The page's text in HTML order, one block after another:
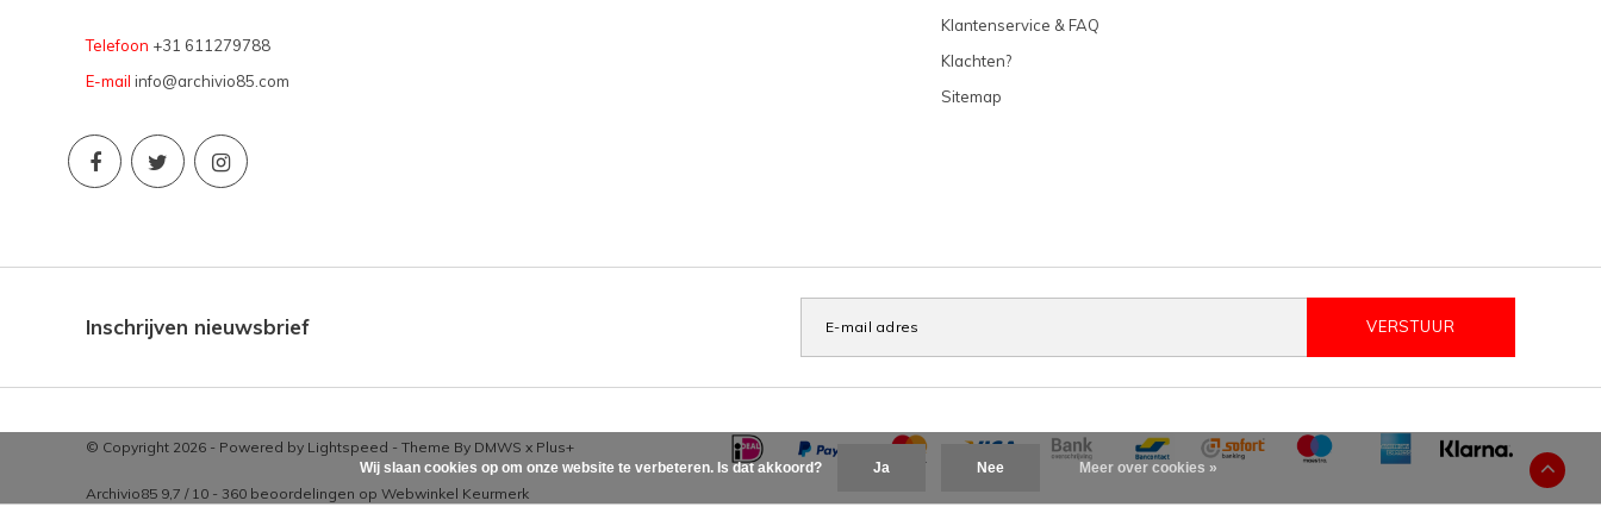
Telefoon +31 611279788
E-mail info@archivio85.com
Klantenservice & FAQ
Klachten?
Sitemap
Inschrijven nieuwsbrief VERSTUUR
© Copyright 2026 - Powered by Lightspeed - Theme By DMWS x Plus+
Archivio85 9,7 / 10 - 360 beoordelingen op Webwinkel Keurmerk
Wij slaan cookies op om onze website te verbeteren. Is dat akkoord? Ja Nee Meer over cookies »